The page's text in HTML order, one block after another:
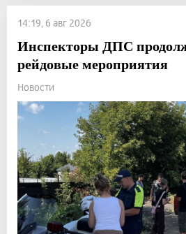
14:19, 6 авг 2026
Инспекторы ДПС
рейдовые мероприятия
Новости